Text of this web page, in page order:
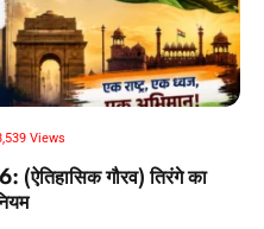
Views
(ऐतिहासिक गौरव) तिरंगे का